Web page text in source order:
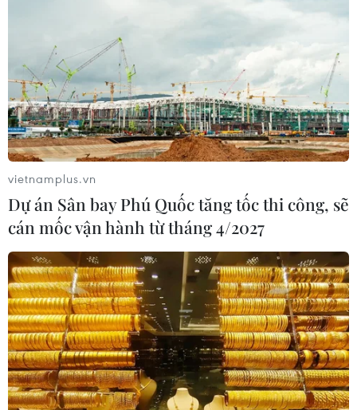
Trái phiếu Chính phủ huy động được
20.760 tỷ đồng, giao dịch thứ cấp sôi động
03/12/2024 12:40
Thị trường trái phiếu Chính phủ trong tháng 11 ghi nhận
kết quả khả quan với khối lượng huy động đạt 20.760 tỷ
đồng qua đấu thầu và giá trị giao dịch thứ cấp tăng
trưởng mạnh mẽ.
vietnamplus.vn
Dự án Sân bay Phú Quốc tăng tốc thi công, sẽ
cán mốc vận hành từ tháng 4/2027